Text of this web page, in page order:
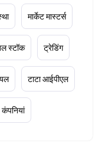
मार्केट मास्टर्स
स्टॉक ट्रेडिंग
टाटा आईपीएल